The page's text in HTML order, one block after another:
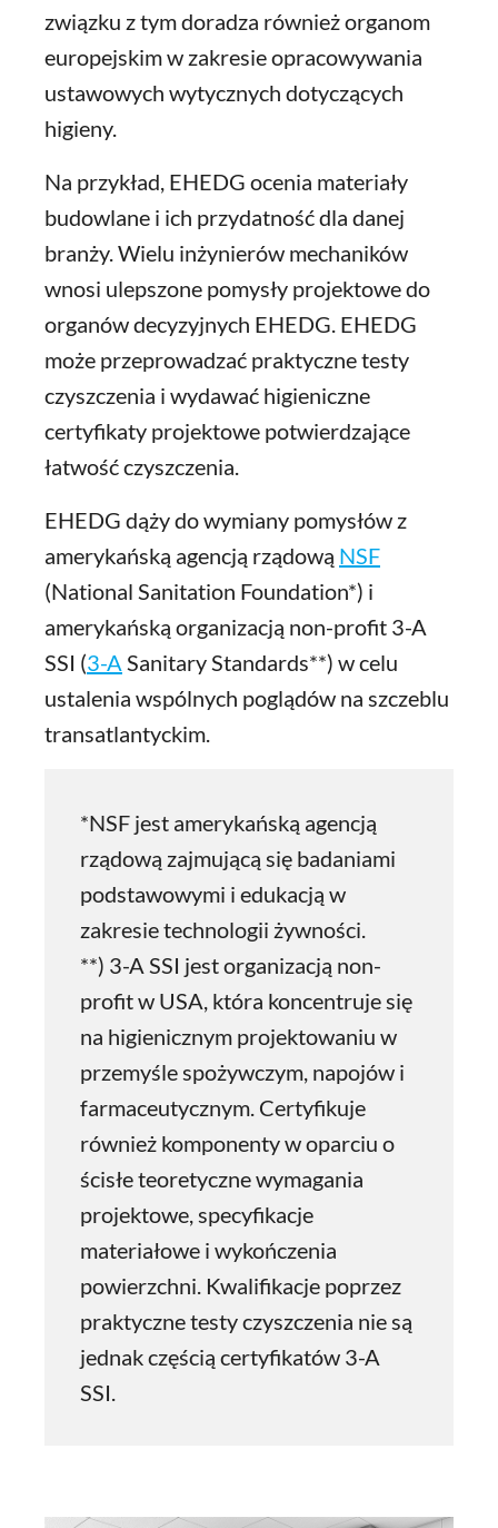
związku z tym doradza również organom
europejskim w zakresie opracowywania
ustawowych wytycznych dotyczących
higieny.
Na przykład, EHEDG ocenia materiały
budowlane i ich przydatność dla danej
branży. Wielu inżynierów mechaników
wnosi ulepszone pomysły projektowe do
organów decyzyjnych EHEDG. EHEDG
może przeprowadzać praktyczne testy
czyszczenia i wydawać higieniczne
certyfikaty projektowe potwierdzające
łatwość czyszczenia.
EHEDG dąży do wymiany pomysłów z
amerykańską agencją rządową NSF
(National Sanitation Foundation*) i
amerykańską organizacją non-profit 3-A
SSI (3-A Sanitary Standards**) w celu
ustalenia wspólnych poglądów na szczeblu
transatlantyckim.
*NSF jest amerykańską agencją
rządową zajmującą się badaniami
podstawowymi i edukacją w
zakresie technologii żywności.
**) 3-A SSI jest organizacją non-
profit w USA, która koncentruje się
na higienicznym projektowaniu w
przemyśle spożywczym, napojów i
farmaceutycznym. Certyfikuje
również komponenty w oparciu o
ścisłe teoretyczne wymagania
projektowe, specyfikacje
materiałowe i wykończenia
powierzchni. Kwalifikacje poprzez
praktyczne testy czyszczenia nie są
jednak częścią certyfikatów 3-A
SSI.